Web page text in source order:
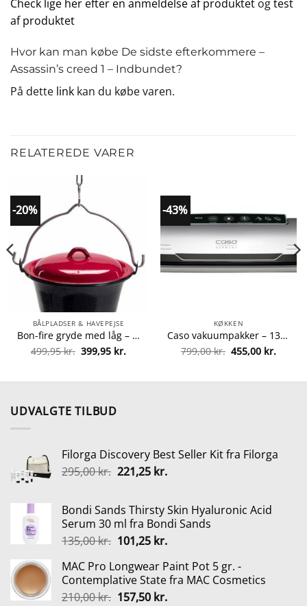
Check lige her efter en anmeldelse af produktet ogtest
af produktet
Hvor kan man købe De sidste efterkommere –
Assassin’s creed 1 – Indbundet?
På dette link kan du købe varen.
RELATEREDE VARER
-20%
BÅLPLADSER & HAVEPEJSE
Bon-fire gryde med låg – 6 liter fra Bon-fire 5708085100022
499,95kr. Den
oprindelige
499,95 kr..
399,95 kr.
aktuelle
399,95 kr..
-43%
KØKKEN
Caso vakuumpakker – 1340 VC10 fra caso 4038437013405
799,00kr. Den
oprindelige
799,00 kr..
455,00 kr.
UDVALGTE TILBUD
Filorga Discovery Best Seller Kit fra Filorga
295,00kr. Den
var:
295,00 kr..
221,25 kr.Den
er:
221,25 kr..
Bondi Sands Thirsty Skin Hyaluronic Acid
Serum 30 ml fra Bondi Sands
135,00kr. Den
pris
var:
135,00 kr..
101,25 kr.Den
pris
er:
101,25 kr..
MAC Pro Longwear Paint Pot 5 gr. -
Contemplative State fra MAC Cosmetics
210,00kr. Den
157,50 kr.Den